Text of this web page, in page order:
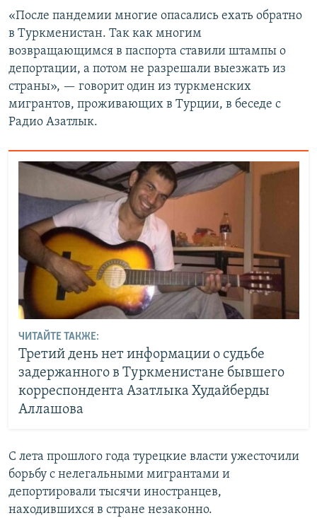
«После пандемии многие опасались ехать обратно
в Туркменистан. Так как многим
возвращающимся в паспорта ставили штампы о
депортации, а потом не разрешали выезжать из
страны», — говорит один из туркменских
мигрантов, проживающих в Турции, в беседе с
Радио Азатлык.
ЧИТАЙТЕ ТАКЖЕ:
Третий день нет информации о судьбе
задержанного в Туркменистане бывшего
корреспондента Азатлыка Худайберды
Аллашова
С лета прошлого года турецкие власти ужесточили
борьбу с нелегальными мигрантами и
депортировали тысячи иностранцев,
находившихся в стране незаконно.